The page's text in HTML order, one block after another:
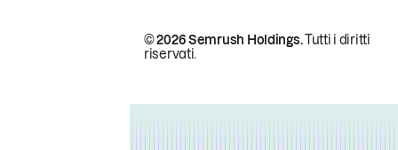
© 2026 Semrush Holdings.Tutti i diritti
riservati.